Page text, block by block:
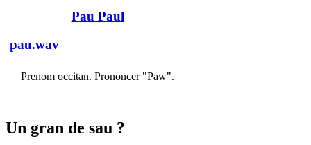
Pau Paul
pau.wav
Prenom occitan. Prononcer "Paw".
Un gran de sau ?